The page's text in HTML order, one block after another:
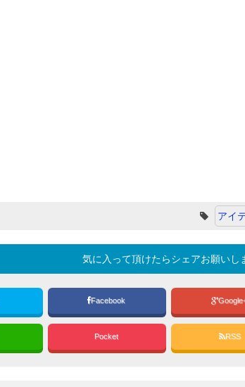
アイ
気に入って頂けたらシェアお願いし
Facebook
Pocket RSS